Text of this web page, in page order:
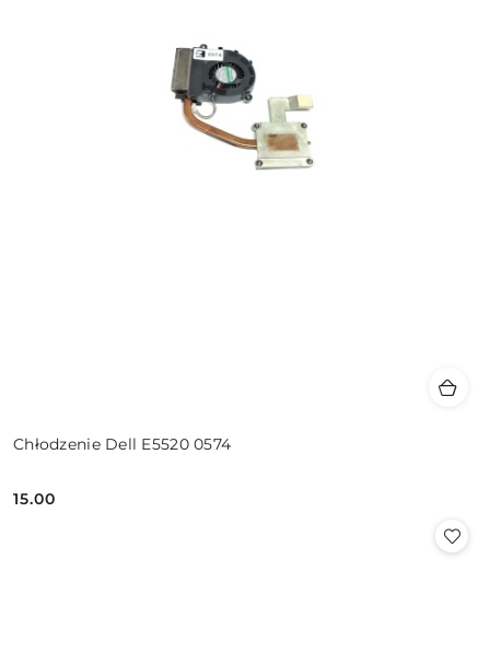
Chłodzenie Dell E5520 0574
Cena:
15.00